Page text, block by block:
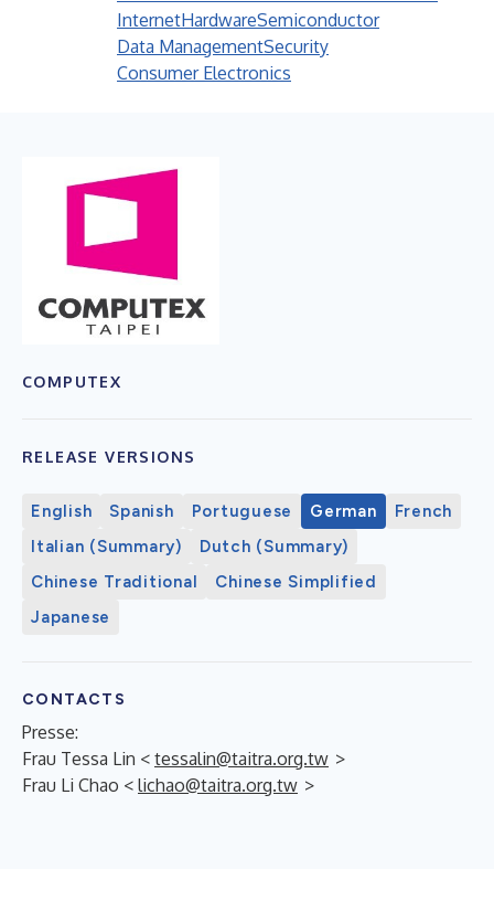
InternetHardwareSemiconductor
Data ManagementSecurity
Consumer Electronics
COMPUTEX
RELEASE VERSIONS
English Spanish Portuguese German
French
Italian (Summary)
Dutch (Summary)
Chinese Traditional
Chinese Simplified
Japanese
CONTACTS
Presse:
Frau Tessa Lin < tessalin@taitra.org.tw >
Frau Li Chao < lichao@taitra.org.tw >